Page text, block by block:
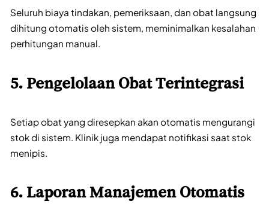
Seluruh biaya tindakan, pemeriksaan, dan obat langsung
dihitung otomatis oleh sistem, meminimalkan kesalahan
perhitungan manual.
5. Pengelolaan Obat Terintegrasi
Setiap obat yang diresepkan akan otomatis mengurangi
stok di sistem. Klinik juga mendapat notifikasi saat stok
menipis.
6. Laporan Manajemen Otomatis